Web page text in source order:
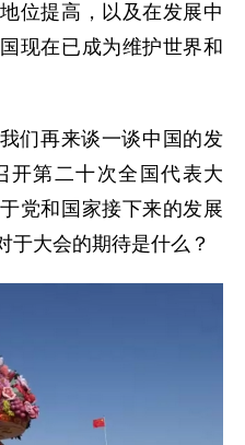
位提高，以及在发展中
现在已成为维护世界和
们再来谈一谈中国的发
开第二十次全国代表大
党和国家接下来的发展
于大会的期待是什么？